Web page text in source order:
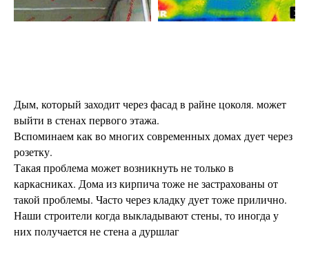
Дым, который заходит через фасад в райне цоколя. может
выйти в стенах первого этажа.
Вспоминаем как во многих современных домах дует через
розетку.
Такая проблема может возникнуть не только в
каркасниках. Дома из кирпича тоже не застрахованы от
такой проблемы. Часто через кладку дует тоже прилично.
Наши строители когда выкладывают стены, то иногда у
них получается не стена а дуршлаг